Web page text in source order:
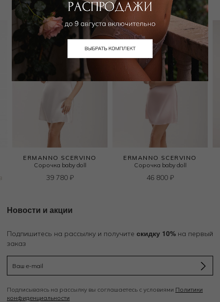
ERMANNO SCERVINO
Сорочка baby doll
39 780 ₽
ERMANNO SCERVINO
Сорочка baby doll
46 800 ₽
Новости и акции
Подпишитесь на рассылку и получите скидку 10% на первый
заказ
Подписываясь на рассылку вы соглашаетесь с условиями Политики
конфиденциальности